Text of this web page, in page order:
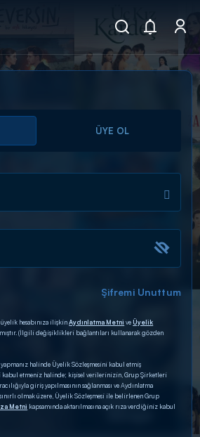
ÜYE OL
Şifremi Unuttum
hesabınıza ilişkinAydınlatma Metni veÜyelik
(İlgili değişiklikleri bağlantıları kullanarak gözden
yapmanız halinde Üyelik Sözleşmesini kabul etmiş
kabul etmeniz halinde; kişisel verilerinizin, Grup Şirketleri
giriş yapılmasının sağlanması ve Aydınlatma
olmak üzere, Üyelik Sözleşmesi ile belirlenen Grup
Metni kapsamında aktarılmasına açık rıza verdiğiniz kabul